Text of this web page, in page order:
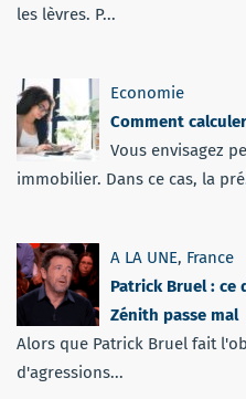
les lèvres. P...
Economie
Comment
Vous envisagez
immobilier. Dans ce cas, la
A LA UNE, France
Patrick Bruel : ce
Zénith passe mal
Alors que Patrick Bruel fait
d'agressions...